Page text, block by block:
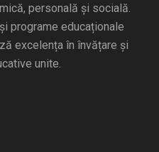
personală și socială.
programe educaționale
excelența în învățare și
unite.